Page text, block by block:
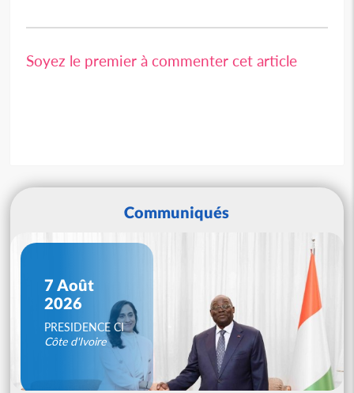
Soyez le premier à commenter cet article
Communiqués
7 Août
2026
PRESIDENCE CI
Côte d'Ivoire